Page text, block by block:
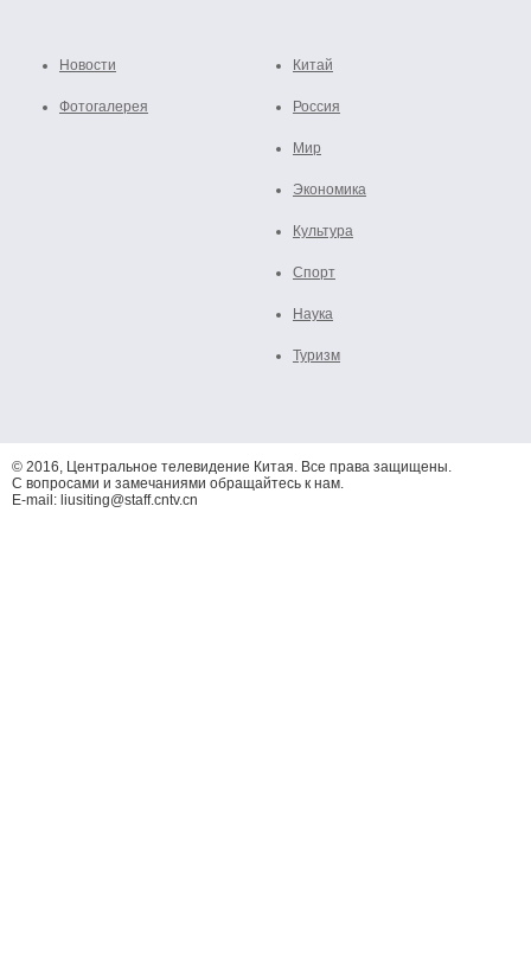
Новости
Фотогалерея
Китай
Россия
Мир
Экономика
Культура
Спорт
Наука
Туризм
© 2016, Центральное телевидение Китая. Все права защищены.
С вопросами и замечаниями обращайтесь к нам.
E-mail: liusiting@staff.cntv.cn